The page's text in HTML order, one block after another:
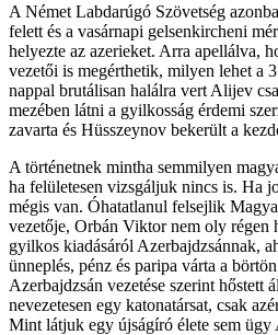
A Német Labdarúgó Szövetség
felett és a vasárnapi gelsenkircheni
helyezte az azerieket. Arra apellálva,
vezetői is megérthetik, milyen lehet a
nappal brutálisan halálra vert Alijev
mezében látni a gyilkosság érdemi
zavarta és Hüsszeynov bekerült a
A történetnek mintha semmilyen
ha felületesen vizsgáljuk nincs is. Ha
mégis van. Óhatatlanul felsejlik
vezetője, Orbán Viktor nem oly régen
gyilkos kiadásáról Azerbajdzsánnak,
ünneplés, pénz és paripa várta a
Azerbajdzsán vezetése szerint hőstett
nevezetesen egy katonatársat, csak
Mint látjuk egy újságíró élete sem ügy